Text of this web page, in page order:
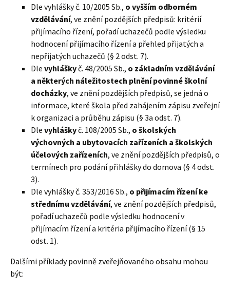
Dle vyhlášky č. 10/2005 Sb., o vyšším odborném
vzdělávání, ve znění pozdějších předpisů: kritérií
přijímacího řízení, pořadí uchazečů podle výsledku
hodnocení přijímacího řízení a přehled přijatých a
nepřijatých uchazečů (§ 2 odst. 7).
Dle vyhláškyč. 48/2005 Sb., o základním vzdělávání
a některých náležitostech plnění povinné školní
docházky, ve znění pozdějších předpisů, se jedná o
informace, které škola před zahájením zápisu zveřejní
k organizaci a průběhu zápisu (§ 3a odst. 7).
Dle vyhláškyč. 108/2005 Sb., o školských
výchovných a ubytovacích zařízeních a školských
účelových zařízeních, ve znění pozdějších předpisů, o
termínech pro podání přihlášky do domova (§ 4 odst.
3).
Dle vyhlášky č. 353/2016 Sb., o přijímacím řízení ke
střednímu vzdělávání, ve znění pozdějších předpisů,
pořadí uchazečů podle výsledku hodnocení v
přijímacím řízení a kritéria přijímacího řízení (§ 15
odst. 1).
Dalšími příklady povinně zveřejňovaného obsahu mohou
být: